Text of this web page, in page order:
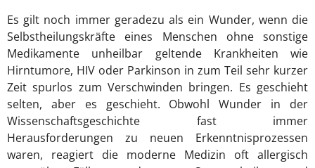
Es gilt noch immer geradezu als ein Wunder, wenn die
Selbstheilungskräfte eines Menschen ohne sonstige
Medikamente unheilbar geltende Krankheiten wie
Hirntumore, HIV oder Parkinson in zum Teil sehr kurzer
Zeit spurlos zum Verschwinden bringen. Es geschieht
selten, aber es geschieht. Obwohl Wunder in der
Wissenschaftsgeschichte fast immer
Herausforderungen zu neuen Erkenntnisprozessen
waren, reagiert die moderne Medizin oft allergisch